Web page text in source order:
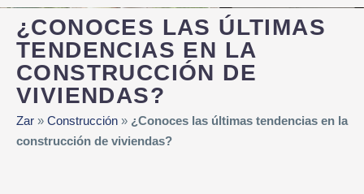
¿CONOCES LAS ÚLTIMAS
TENDENCIAS EN LA
CONSTRUCCIÓN DE
VIVIENDAS?
Zar » Construcción » ¿Conoces las últimas tendencias en la
construcción de viviendas?